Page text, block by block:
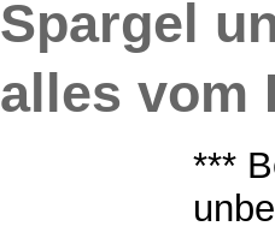
Spargel
alles vom
***